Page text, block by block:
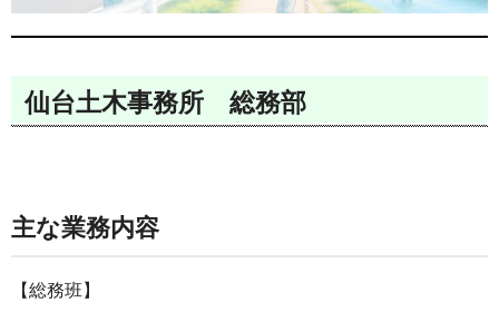
仙台土木事務所 総務部
主な業務内容
【総務班】